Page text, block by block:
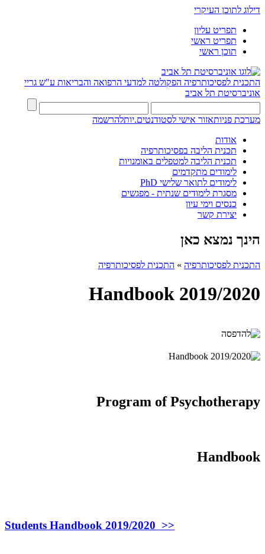
דילוג לתוכן העיקרי
תפריט עליון
תפריט ראשי
תוכן ראשי
התכנית לפסיכותרפיה הפקולטה למדעי הרפואה והבריאות ע"ש גריי
אוניברסיטת תל אביב
מערכת פניותאזור אישי לסטודנטים.יותלהרשמה
אודות
תכנית הליבה בפסיכותרפיה
תכנית הליבה למטפלים באומנויות
לימודים מתקדמים
לימודים לתואר שלישי PhD
מסגרת לימודים שנתית - מפגשים
כנסים וימי עיון
יצירת קשר
הינך נמצא כאן
התכנית לפסיכותרפיה » התכנית לפסיכותרפיה
Handbook 2019/2020
Program of Psychotherapy
Handbook
Students Handbook 2019/2020 >>